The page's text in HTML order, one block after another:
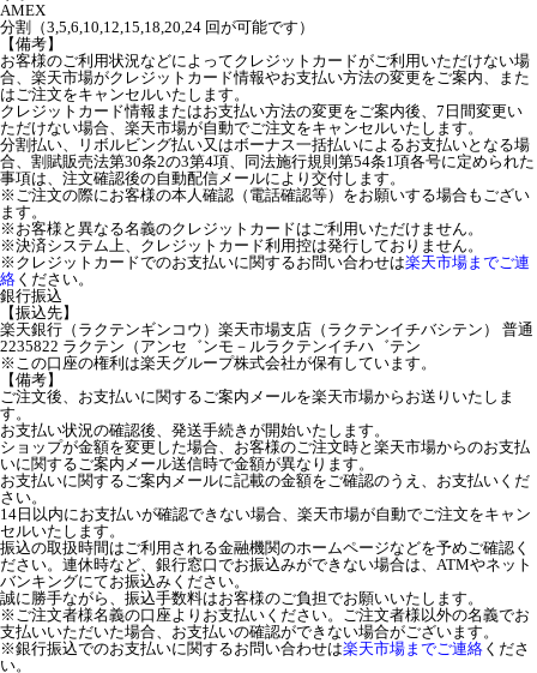
AMEX
分割（3,5,6,10,12,15,18,20,24 回が可能です）
【備考】
お客様のご利用状況などによってクレジットカードがご利用いただけない場
合、楽天市場がクレジットカード情報やお支払い方法の変更をご案内、また
はご注文をキャンセルいたします。
クレジットカード情報またはお支払い方法の変更をご案内後、7日間変更い
ただけない場合、楽天市場が自動でご注文をキャンセルいたします。
分割払い、リボルビング払い又はボーナス一括払いによるお支払いとなる場
合、割賦販売法第30条2の3第4項、同法施行規則第54条1項各号に定められた
事項は、注文確認後の自動配信メールにより交付します。
※ご注文の際にお客様の本人確認（電話確認等）をお願いする場合もござい
ます。
※お客様と異なる名義のクレジットカードはご利用いただけません。
※決済システム上、クレジットカード利用控は発行しておりません。
※クレジットカードでのお支払いに関するお問い合わせは楽天市場までご連
絡 ください。
銀行振込
【振込先】
楽天銀行（ラクテンギンコウ）楽天市場支店（ラクテンイチバシテン） 普通
2235822 ラクテン（アンセ゛ンモ－ルラクテンイチハ゛テン
※この口座の権利は楽天グループ株式会社が保有しています。
【備考】
ご注文後、お支払いに関するご案内メールを楽天市場からお送りいたしま
す。
お支払い状況の確認後、発送手続きが開始いたします。
ショップが金額を変更した場合、お客様のご注文時と楽天市場からのお支払
いに関するご案内メール送信時で金額が異なります。
お支払いに関するご案内メールに記載の金額をご確認のうえ、お支払いくだ
さい。
14日以内にお支払いが確認できない場合、楽天市場が自動でご注文をキャン
セルいたします。
振込の取扱時間はご利用される金融機関のホームページなどを予めご確認く
ださい。連休時など、銀行窓口でお振込みができない場合は、ATMやネット
バンキングにてお振込みください。
誠に勝手ながら、振込手数料はお客様のご負担でお願いいたします。
※ご注文者様名義の口座よりお支払いください。ご注文者様以外の名義でお
支払いいただいた場合、お支払いの確認ができない場合がございます。
※銀行振込でのお支払いに関するお問い合わせは楽天市場までご連絡 くださ
い。